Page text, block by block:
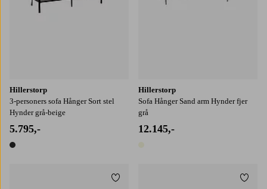
Hillerstorp
3-personers sofa Hånger Sort stel
Hynder grå-beige
5.795,-
1 farve
Hillerstorp
Sofa Hånger Sand arm Hynder fjer
grå
12.145,-
Tilføj til favoritter